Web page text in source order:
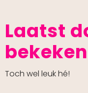
Laatst
bekeken
Toch wel leuk hé!